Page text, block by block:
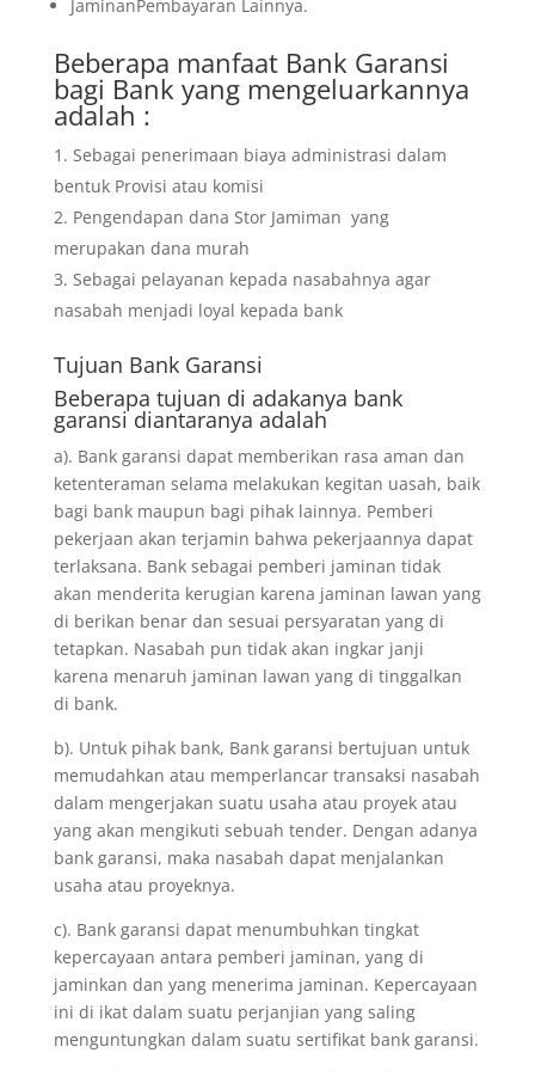
JaminanPembayaran Lainnya.
Beberapa manfaat Bank Garansi
bagi Bank yang mengeluarkannya
adalah :
Sebagai penerimaan biaya administrasi dalam
bentuk Provisi atau komisi
Pengendapan dana Stor Jamiman yang
merupakan dana murah
Sebagai pelayanan kepada nasabahnya agar
nasabah menjadi loyal kepada bank
Tujuan Bank Garansi
Beberapa tujuan di adakanya bank
garansi diantaranya adalah
a). Bank garansi dapat memberikan rasa aman dan
ketenteraman selama melakukan kegitan uasah, baik
bagi bank maupun bagi pihak lainnya. Pemberi
pekerjaan akan terjamin bahwa pekerjaannya dapat
terlaksana. Bank sebagai pemberi jaminan tidak
akan menderita kerugian karena jaminan lawan yang
di berikan benar dan sesuai persyaratan yang di
tetapkan. Nasabah pun tidak akan ingkar janji
karena menaruh jaminan lawan yang di tinggalkan
di bank.
b). Untuk pihak bank, Bank garansi bertujuan untuk
memudahkan atau memperlancar transaksi nasabah
dalam mengerjakan suatu usaha atau proyek atau
yang akan mengikuti sebuah tender. Dengan adanya
bank garansi, maka nasabah dapat menjalankan
usaha atau proyeknya.
c). Bank garansi dapat menumbuhkan tingkat
kepercayaan antara pemberi jaminan, yang di
jaminkan dan yang menerima jaminan. Kepercayaan
ini di ikat dalam suatu perjanjian yang saling
menguntungkan dalam suatu sertifikat bank garansi.